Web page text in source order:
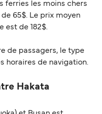
ferries les moins chers
65$. Le prix moyen
est de 182$.
de passagers, le type
horaires de navigation.
Hakata